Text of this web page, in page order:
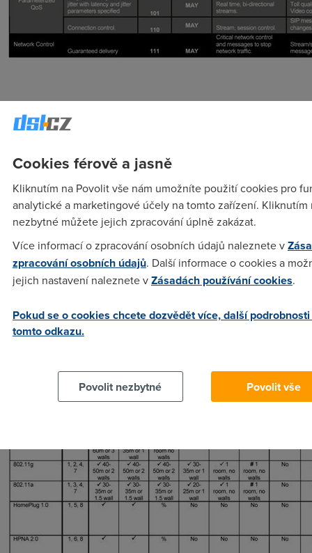
uplatnit při řešení domácích sítí: Ethernet, bezdrátová LAN,
elektrický rozvod nebo telefonní rozvod (poslední sloupec
schválena):
Cookies férově a jasně
Kliknutím na Povolit vše nám umožníte použití cookies pro
analytické a marketingové účely na tomto zařízení. Kliknutím
nezbytné můžete jejich zpracování úplně zakázat.
Více informací o zpracování osobních údajů naleznete v
zpracování osobních údajů. Další informace o cookies a
jejich nastavení naleznete vZásadách používání cookies.
Pokud se o cookies chcete dozvědět více, další
tomto odkazu.
Povolit nezbytné Povolit vše